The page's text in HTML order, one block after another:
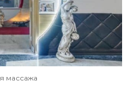
массажа